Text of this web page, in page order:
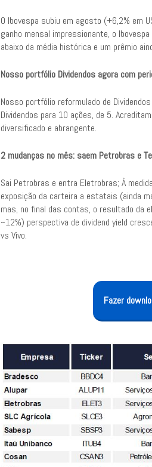
O Ibovespa subiu em agosto (+6,2% em
ganho mensal impressionante, o
abaixo da média histórica e um prêmio
Nosso portfólio Dividendos agora com
Nosso portfólio reformulado de
Dividendos para 10 ações, de 5.
diversificado e abrangente.
2 mudanças no mês: saem Petrobras e
Sai Petrobras e entra Eletrobras; À
exposição da carteira a estatais (ainda
mas, no final das contas, o resultado da
~12%) perspectiva de dividend yield
vs Vivo.
Fazer